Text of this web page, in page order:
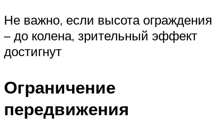
Не важно, если высота ограждения
– до колена, зрительный эффект
достигнут
Ограничение
передвижения